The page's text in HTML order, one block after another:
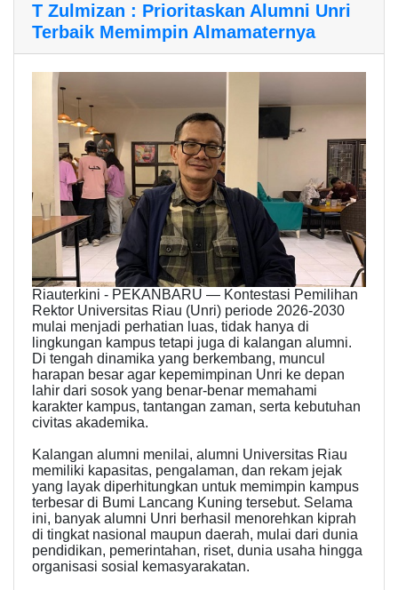
T Zulmizan : Prioritaskan Alumni Unri
Terbaik Memimpin Almamaternya
Riauterkini - PEKANBARU — Kontestasi Pemilihan
Rektor Universitas Riau (Unri) periode 2026-2030
mulai menjadi perhatian luas, tidak hanya di
lingkungan kampus tetapi juga di kalangan alumni.
Di tengah dinamika yang berkembang, muncul
harapan besar agar kepemimpinan Unri ke depan
lahir dari sosok yang benar-benar memahami
karakter kampus, tantangan zaman, serta kebutuhan
civitas akademika.
Kalangan alumni menilai, alumni Universitas Riau
memiliki kapasitas, pengalaman, dan rekam jejak
yang layak diperhitungkan untuk memimpin kampus
terbesar di Bumi Lancang Kuning tersebut. Selama
ini, banyak alumni Unri berhasil menorehkan kiprah
di tingkat nasional maupun daerah, mulai dari dunia
pendidikan, pemerintahan, riset, dunia usaha hingga
organisasi sosial kemasyarakatan.